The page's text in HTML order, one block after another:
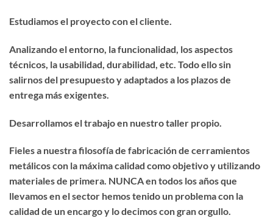
Estudiamos el proyecto con el cliente.
Analizando el entorno, la funcionalidad, los aspectos
técnicos, la usabilidad, durabilidad, etc. Todo ello sin
salirnos del presupuesto y adaptados a los plazos de
entrega más exigentes.
Desarrollamos el trabajo en nuestro taller propio.
Fieles a nuestra filosofía de fabricación de cerramientos
metálicos con la máxima calidad como objetivo y utilizando
materiales de primera. NUNCA en todos los años que
llevamos en el sector hemos tenido un problema con la
calidad de un encargo y lo decimos con gran orgullo.